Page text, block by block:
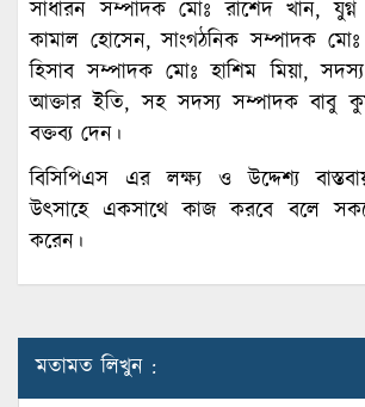
সাধারন সম্পাদক মোঃ রাশেদ খান,
কামাল হোসেন, সাংগঠনিক সম্পাদক
হিসাব সম্পাদক মোঃ হাশিম মিয়া,
আক্তার ইতি, সহ সদস্য সম্পাদক বাবু
বক্তব্য দেন।
বিসিপিএস এর লক্ষ্য ও উদ্দেশ্য
উৎসাহে একসাথে কাজ করবে বলে
করেন।
মতামত লিখুন :